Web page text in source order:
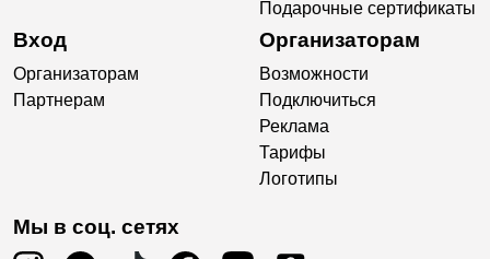
Подарочные сертификаты
Вход
Организаторам
Партнерам
Организаторам
Возможности
Подключиться
Реклама
Тарифы
Логотипы
Мы в соц. сетях